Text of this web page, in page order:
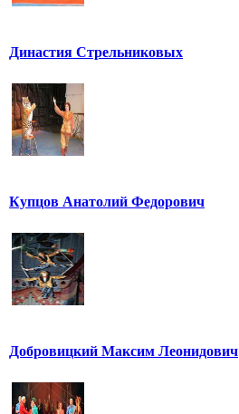
Династия Стрельниковых
Купцов Анатолий Федорович
Добровицкий Максим Леонидович